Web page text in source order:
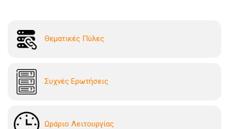
Θεματικές Πύλες
Συχνές Ερωτήσεις
Ωράριο Λειτουργίας